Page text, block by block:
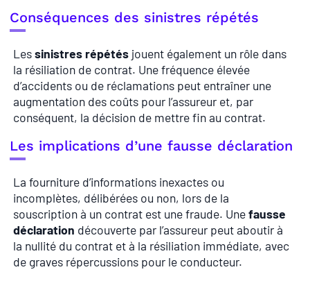
Conséquences des sinistres répétés
Lessinistres répétés jouent également un rôle dans
la résiliation de contrat. Une fréquence élevée
d’accidents ou de réclamations peut entraîner une
augmentation des coûts pour l’assureur et, par
conséquent, la décision de mettre fin au contrat.
Les implications d’une fausse déclaration
La fourniture d’informations inexactes ou
incomplètes, délibérées ou non, lors de la
souscription à un contrat est une fraude. Unefausse
déclaration découverte par l’assureur peut aboutir à
la nullité du contrat et à la résiliation immédiate, avec
de graves répercussions pour le conducteur.